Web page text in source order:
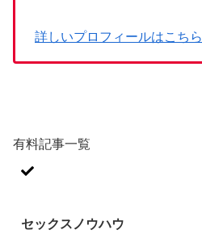
詳しいプロフィールはこちら
有料記事一覧
セックスノウハウ